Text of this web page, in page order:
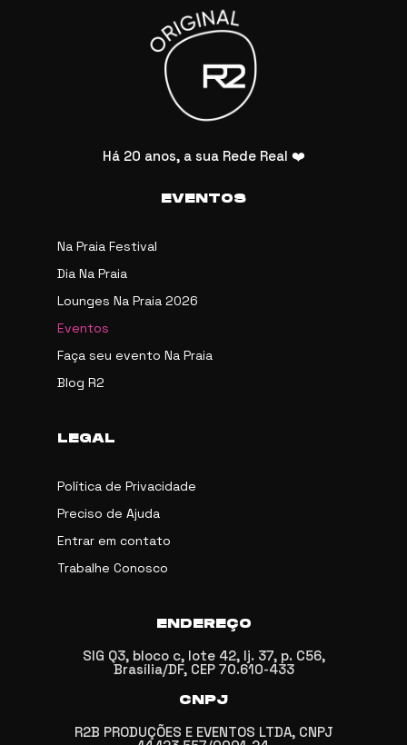
Há 20 anos, a sua Rede Real ❤️
EVENTOS
Na Praia Festival
Dia Na Praia
Lounges Na Praia 2026
Eventos
Faça seu evento Na Praia
Blog R2
LEGAL
Política de Privacidade
Preciso de Ajuda
Entrar em contato
Trabalhe Conosco
ENDEREÇO
SIG Q3, bloco c, lote 42, lj. 37, p. C56,
Brasília/DF, CEP 70.610-433
CNPJ
R2B PRODUÇÕES E EVENTOS LTDA, CNPJ